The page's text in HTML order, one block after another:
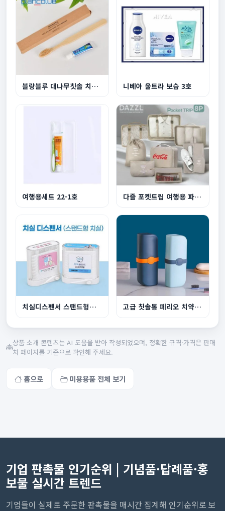
블랑블루 대나무칫솔 치약 종이케이스 세트 니베아 울트라 보습 3호
여행용세트 22-1호 다즐 포켓트립 여행용 파우치 8종세트 고급선물케이...
치실디스펜서 스탠드형치실 고급 칫솔통 페리오 치약 50g 1개 H318 칫솔 1개 세...
상품 소개 콘텐츠는 AI 도움을 받아 작성되었으며, 정확한 규격·가격은 판매
처 페이지를 기준으로 확인해 주세요.
홈으로 미용용품 전체 보기
기업 판촉물 인기순위 | 기념품·답례품·홍
보물 실시간 트렌드
기업들이 실제로 주문한 판촉물을 매시간 집계해 인기순위로 보